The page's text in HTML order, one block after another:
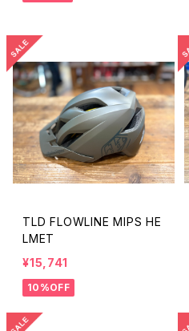
TLD FLOWLINE MIPS HE
LMET
¥15,741
10%OFF